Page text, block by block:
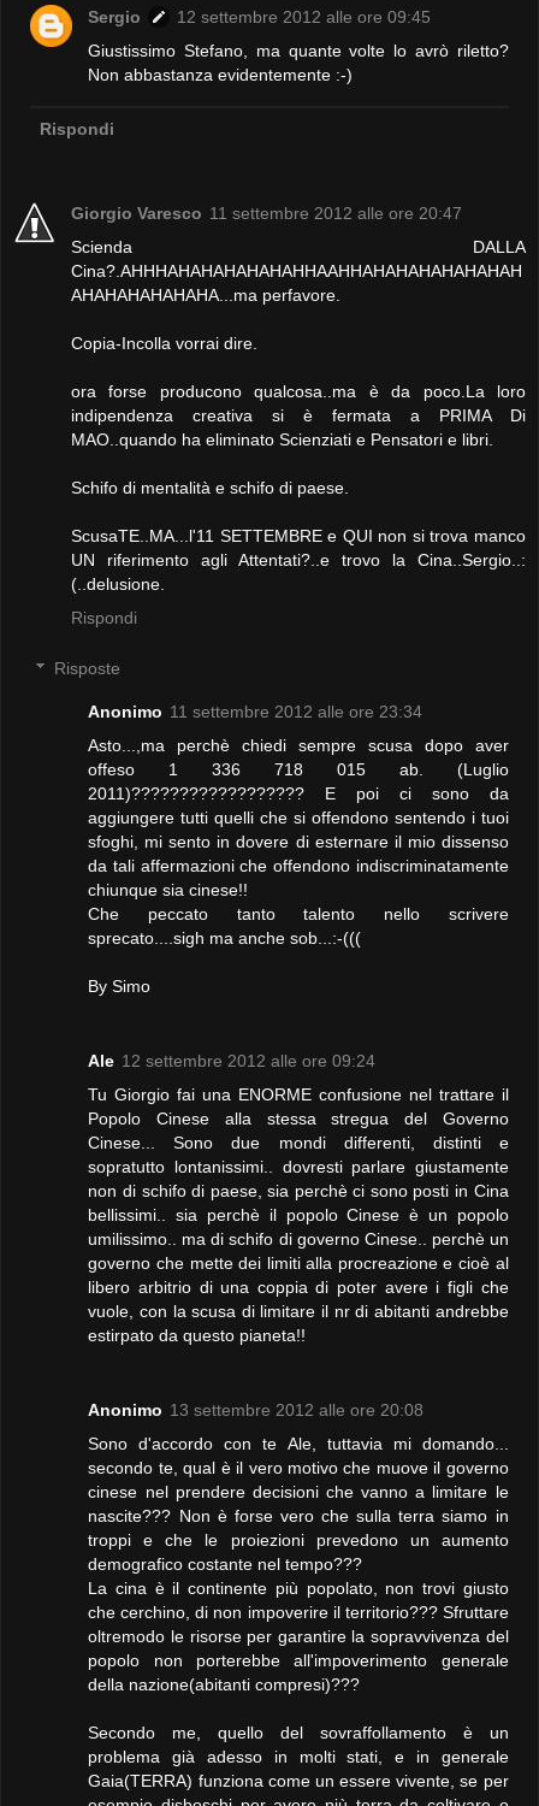
Sergio
12 settembre 2012 alle ore 09:45
Giustissimo Stefano, ma quante volte lo avrò riletto?
Non abbastanza evidentemente :-)
Rispondi
Giorgio Varesco 11 settembre 2012 alle ore 20:47
Scienda DALLA
Cina?.AHHHAHAHAHAHAHAHHAAHHAHAHAHAHAHAHAH
AHAHAHAHAHAHA...ma perfavore.
Copia-Incolla vorrai dire.
ora forse producono qualcosa..ma è da poco.La loro
indipendenza creativa si è fermata a PRIMA Di
MAO..quando ha eliminato Scienziati e Pensatori e libri.
Schifo di mentalità e schifo di paese.
ScusaTE..MA...l'11 SETTEMBRE e QUI non si trova manco
UN riferimento agli Attentati?..e trovo la Cina..Sergio..:
(..delusione.
Rispondi
Risposte
Anonimo 11 settembre 2012 alle ore 23:34
Asto...,ma perchè chiedi sempre scusa dopo aver
offeso 1 336 718 015 ab. (Luglio
2011)?????????????????? E poi ci sono da
aggiungere tutti quelli che si offendono sentendo i tuoi
sfoghi, mi sento in dovere di esternare il mio dissenso
da tali affermazioni che offendono indiscriminatamente
chiunque sia cinese!!
Che peccato tanto talento nello scrivere
sprecato....sigh ma anche sob...:-(((
By Simo
Ale 12 settembre 2012 alle ore 09:24
Tu Giorgio fai una ENORME confusione nel trattare il
Popolo Cinese alla stessa stregua del Governo
Cinese... Sono due mondi differenti, distinti e
sopratutto lontanissimi.. dovresti parlare giustamente
non di schifo di paese, sia perchè ci sono posti in Cina
bellissimi.. sia perchè il popolo Cinese è un popolo
umilissimo.. ma di schifo di governo Cinese.. perchè un
governo che mette dei limiti alla procreazione e cioè al
libero arbitrio di una coppia di poter avere i figli che
vuole, con la scusa di limitare il nr di abitanti andrebbe
estirpato da questo pianeta!!
Anonimo 13 settembre 2012 alle ore 20:08
Sono d'accordo con te Ale, tuttavia mi domando...
secondo te, qual è il vero motivo che muove il governo
cinese nel prendere decisioni che vanno a limitare le
nascite??? Non è forse vero che sulla terra siamo in
troppi e che le proiezioni prevedono un aumento
demografico costante nel tempo???
La cina è il continente più popolato, non trovi giusto
che cerchino, di non impoverire il territorio??? Sfruttare
oltremodo le risorse per garantire la sopravvivenza del
popolo non porterebbe all'impoverimento generale
della nazione(abitanti compresi)???
Secondo me, quello del sovraffollamento è un
problema già adesso in molti stati, e in generale
Gaia(TERRA) funziona come un essere vivente, se per